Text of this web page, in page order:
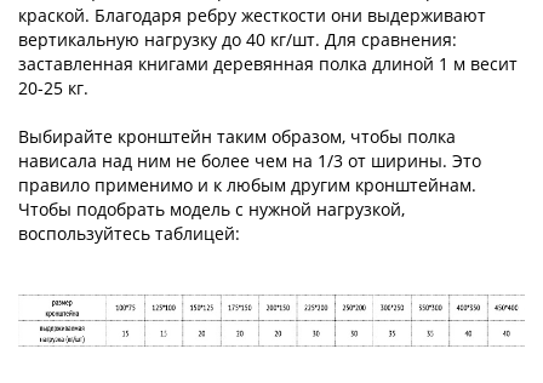
краской. Благодаря ребру жесткости они выдерживают
вертикальную нагрузку до 40 кг/шт. Для сравнения:
заставленная книгами деревянная полка длиной 1 м весит
20-25 кг.
Выбирайте кронштейн таким образом, чтобы полка
нависала над ним не более чем на 1/3 от ширины. Это
правило применимо и к любым другим кронштейнам.
Чтобы подобрать модель с нужной нагрузкой,
воспользуйтесь таблицей: